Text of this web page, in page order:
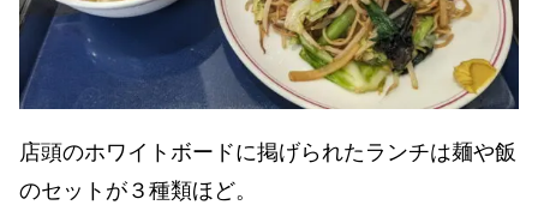
店頭のホワイトボードに掲げられたランチは麺や飯
のセットが３種類ほど。